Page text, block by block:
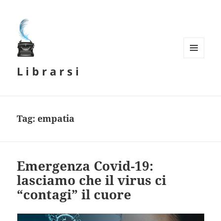
L i b r a r s i
Tag:empatia
Emergenza Covid-19:
lasciamo che il virus ci
“contagi” il cuore